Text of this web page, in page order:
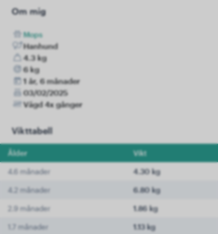
Om mig
Mops
Hanhund
4.3 kg
6 kg
1 år, 6 månader
03/02/2025
Vägd 4x gånger
Vikttabell
Ålder Vikt
4.6 månader 4.30 kg
4.2 månader 6.80 kg
2.9 månader 1.86 kg
1.7 månader 1.13 kg